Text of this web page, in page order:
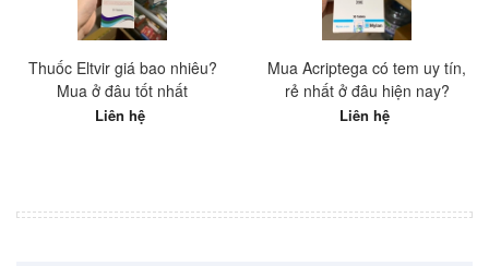
Thuốc Eltvir giá bao nhiêu?
Mua ở đâu tốt nhất
Liên hệ
Mua Acriptega có tem uy tín,
rẻ nhất ở đâu hiện nay?
Liên hệ